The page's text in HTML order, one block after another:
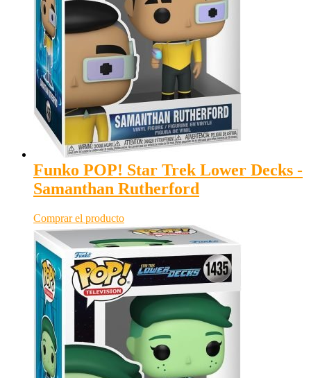
Funko POP! Star Trek Lower Decks -
Samanthan Rutherford
Comprar el producto